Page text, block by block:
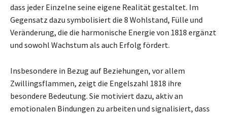
dass jeder Einzelne seine eigene Realität gestaltet. Im
Gegensatz dazu symbolisiert die 8 Wohlstand, Fülle und
Veränderung, die die harmonische Energie von 1818 ergänzt
und sowohl Wachstum als auch Erfolg fördert.
Insbesondere in Bezug auf Beziehungen, vor allem
Zwillingsflammen, zeigt die Engelszahl 1818 ihre
besondere Bedeutung. Sie motiviert dazu, aktiv an
emotionalen Bindungen zu arbeiten und signalisiert, dass